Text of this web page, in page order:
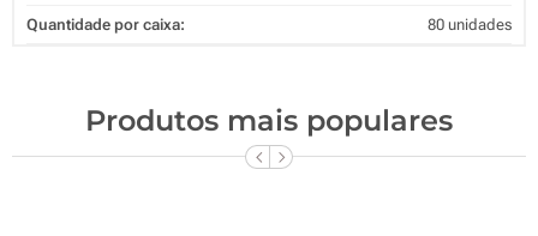
Quantidade por caixa: 80 unidades
Produtos mais populares